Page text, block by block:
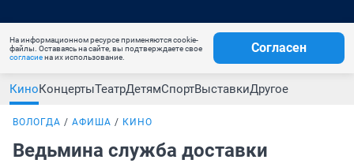
На информационном ресурсе применяются cookie-
файлы. Оставаясь на сайте, вы подтверждаете свое
согласиена их использование.
Согласен
КиноКонцертыТеатрДетямСпортВыставкиДругое
ВОЛОГДА АФИША КИНО
Ведьмина служба доставки